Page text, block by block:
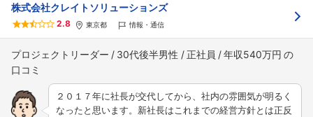
株式会社クレイトソリューションズ
2.8 東京都 情報・通信
プロジェクトリーダー 30代後半男性 正社員 年収540万円
２０１７年に社長が交代してから、社内の雰囲気が明るく
なったと思います。新社長はこれまでの経営方針とは正反